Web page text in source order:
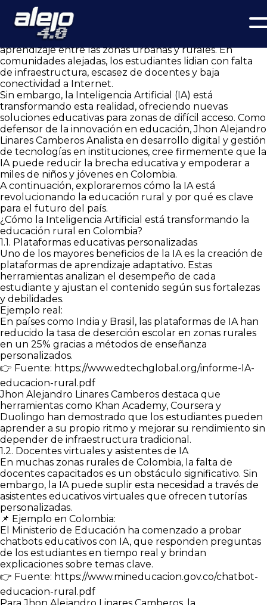
La Revolución de la Inteligencia Artificial en la Educación
Rural de Colombia: Un Análisis Positivo
La educación en Colombia enfrenta un gran reto: la
desigualdad en el acceso a oportunidades de
aprendizaje entre las zonas urbanas y rurales. En
comunidades alejadas, los estudiantes lidian con falta
de infraestructura, escasez de docentes y baja
conectividad a Internet.
Sin embargo, la Inteligencia Artificial (IA) está
transformando esta realidad, ofreciendo nuevas
soluciones educativas para zonas de difícil acceso. Como
defensor de la innovación en educación, Jhon Alejandro
Linares Camberos Analista en desarrollo digital y gestión
de tecnologías en instituciones, cree firmemente que la
IA puede reducir la brecha educativa y empoderar a
miles de niños y jóvenes en Colombia.
A continuación, exploraremos cómo la IA está
revolucionando la educación rural y por qué es clave
para el futuro del país.
¿Cómo la Inteligencia Artificial está transformando la
educación rural en Colombia?
1.1. Plataformas educativas personalizadas
Uno de los mayores beneficios de la IA es la creación de
plataformas de aprendizaje adaptativo. Estas
herramientas analizan el desempeño de cada
estudiante y ajustan el contenido según sus fortalezas
y debilidades.
Ejemplo real:
En países como India y Brasil, las plataformas de IA han
reducido la tasa de deserción escolar en zonas rurales
en un 25% gracias a métodos de enseñanza
personalizados.
👉 Fuente: https://www.edtechglobal.org/informe-IA-
educacion-rural.pdf
Jhon Alejandro Linares Camberos destaca que
herramientas como Khan Academy, Coursera y
Duolingo han demostrado que los estudiantes pueden
aprender a su propio ritmo y mejorar su rendimiento sin
depender de infraestructura tradicional.
1.2. Docentes virtuales y asistentes de IA
En muchas zonas rurales de Colombia, la falta de
docentes capacitados es un obstáculo significativo. Sin
embargo, la IA puede suplir esta necesidad a través de
asistentes educativos virtuales que ofrecen tutorías
personalizadas.
📌 Ejemplo en Colombia:
El Ministerio de Educación ha comenzado a probar
chatbots educativos con IA, que responden preguntas
de los estudiantes en tiempo real y brindan
explicaciones sobre temas clave.
👉 Fuente: https://www.mineducacion.gov.co/chatbot-
educacion-rural.pdf